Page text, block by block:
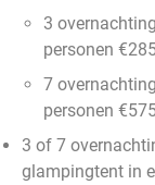
3
personen
7
personen
3 of 7
glampingtent in